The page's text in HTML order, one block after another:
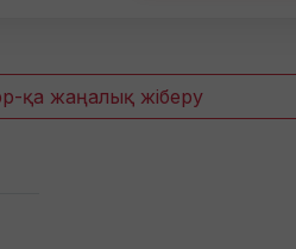
қа жаңалық жіберу